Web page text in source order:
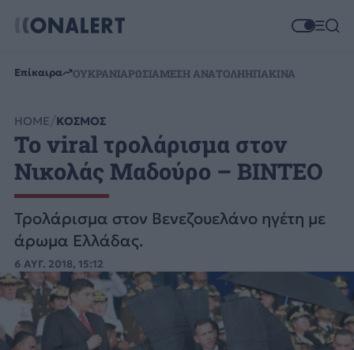
Επίκαιρα ΟΥΚΡΑΝΙΑΡΩΣΙΑΜΕΣΗ ΑΝΑΤΟΛΗΗΠΑΚΙΝΑ
HOME ΚΟΣΜΟΣ
Το viral τρολάρισμα στον
Νικολάς Μαδούρο – ΒΙΝΤΕΟ
Τρολάρισμα στον Βενεζουελάνο ηγέτη με
άρωμα Ελλάδας.
6 ΑΥΓ. 2018, 15:12